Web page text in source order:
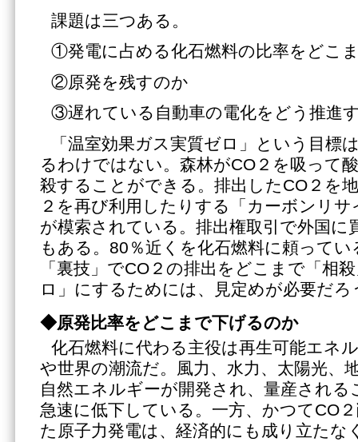
課題は三つある。
①発電に占める化石燃料の比率をどこ
②原発を残すのか
③遅れている自動車の電化をどう推進
「温室効果ガス実質ゼロ」という目標
るわけではない。森林がCO２を吸って
殺することができる。排出したCO２を
２を再び利用したりする「カーボンリ
が模索されている。排出権取引で外国に
もある。80％近くを化石燃料に頼って
「裏技」でCO２の排出をどこまで「相
ロ」にするためには、見定めが必要だろ
◆原発比率をどこまで下げるのか
化石燃料に代わる主役は再生可能エネ
や世界の潮流だ。風力、水力、太陽光、
自然エネルギーが開発され、量産され
急速に低下している。一方、かつてCO
た原子力発電は、経済的にも成り立たな